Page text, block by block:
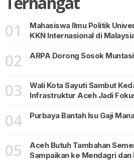
01
Mahasiswa Ilmu Politik
KKN Internasional di
02 ARPA Dorong Sosok
03
Wali Kota Sayuti Sambut
Infrastruktur Aceh Jadi
04 Purbaya Bantah Isu Gaji
05
Aceh Butuh Tambahan
Sampaikan ke Mendagri dan